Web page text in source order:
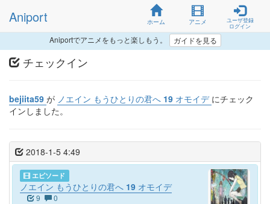
Aniport ホーム アニメ
ユーザ登録
ログイン
Aniportでアニメをもっと楽しもう。 ガイドを見る
チェックイン
bejiita59 が ノエイン もうひとりの君へ 19 オモイデ にチェック
インしました。
2018-1-5 4:49
エピソード
ノエイン もうひとりの君へ 19 オモイデ
9 0